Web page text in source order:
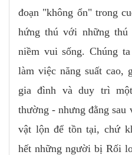
đoạn "không ổn" trong
hứng thú với những
niềm vui sống. Chúng
làm việc năng suất cao,
gia đình và duy trì
thường - nhưng đằng sau
vật lộn để tồn tại, chứ
hết những người bị Rối